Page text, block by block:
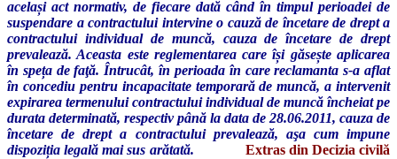
acelașiact normativ, de fiecare dată când în timpul perioadei de
suspendare a contractului intervine o cauză de încetare de drept a
contractului individual de muncă, cauza de încetare de drept
prevalează. Aceasta este reglementarea careîși găseșteaplicarea
în spețade faţă. Întrucât, în perioada în care reclamanta s-a aflat
în concediu pentru incapacitate temporară de muncă, a intervenit
expirarea termenului contractului individual de muncă încheiat pe
durata determinată, respectiv până la data de 28.06.2011, cauza de
încetare de drept a contractului prevalează, aşa cum impune
dispoziția legală mai sus arătată.
Extras din Decizia civilă